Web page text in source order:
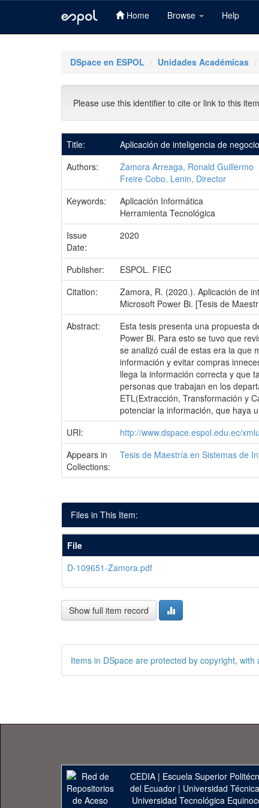
Home Browse Help
DSpace en ESPOL Unidades Académicas
Please use this identifier to cite or link to this
Title:
Aplicación de inteligencia de
Authors:
Zamora Arreaga, Ronald Guillermo
Freire Cobo, Lenin, Director
Keywords:
Aplicación Informática
Herramienta Tecnológica
Issue
Date:
2020
Publisher:
ESPOL. FIEC
Citation:
Zamora, R. (2020.). Aplicación de
Microsoft Power Bi. [Tesis de
Abstract:
Esta tesis presenta una propuesta
Power Bi. Para esto se tuvo que
se analizó cuál de estas era la que
información y evitar compras
llega la información correcta y que
personas que trabajan en los
ETL(Extracción, Transformación y
potenciar la información, que haya
URI:
http://www.dspace.espol.edu.ec/
Appears in
Collections:
Tesis de Maestría en Sistemas de
Files in This Item:
File
D-109651-Zamora.pdf
Show full item record
Items in DSpace are protected by copyright,
CEDIA | Escuela Superior
del Ecuador| Universidad
Universidad Tecnológica